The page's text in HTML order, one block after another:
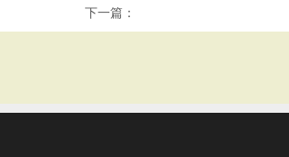
下一篇：